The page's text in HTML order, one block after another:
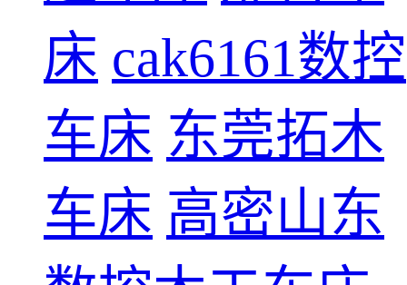
床 cak6161数控
车床 东莞拓木
车床 高密山东